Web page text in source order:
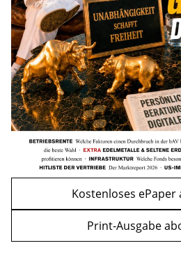
WEITEREzurück
mehr
Kostenloses
Print-Ausgabe